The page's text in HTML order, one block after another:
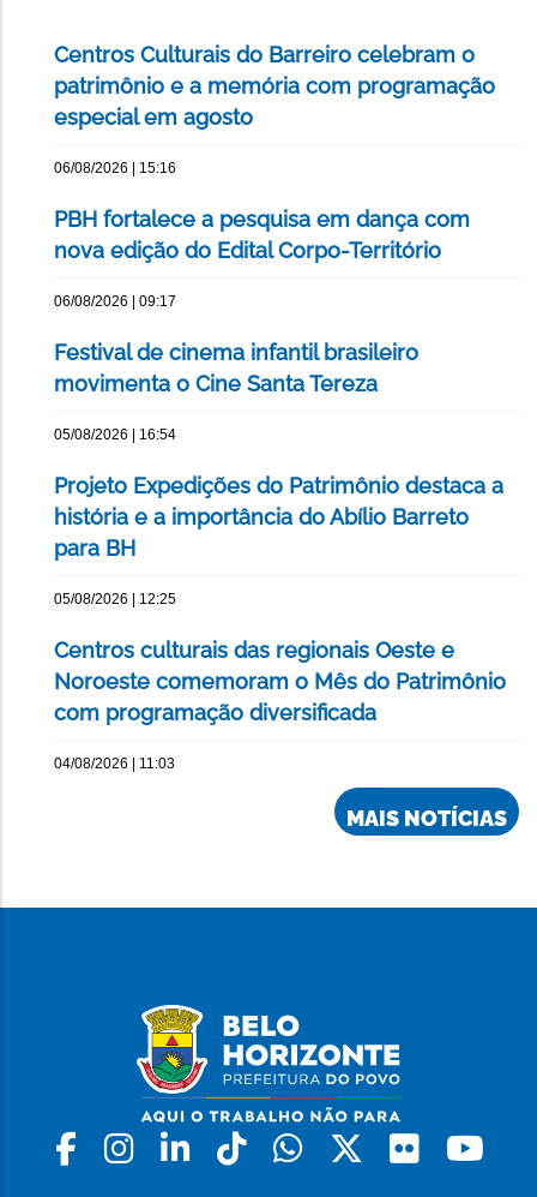
Centros Culturais do Barreiro celebram o
patrimônio e a memória com programação
especial em agosto
06/08/2026 | 15:16
PBH fortalece a pesquisa em dança com
nova edição do Edital Corpo-Território
06/08/2026 | 09:17
Festival de cinema infantil brasileiro
movimenta o Cine Santa Tereza
05/08/2026 | 16:54
Projeto Expedições do Patrimônio destaca a
história e a importância do Abílio Barreto
para BH
05/08/2026 | 12:25
Centros culturais das regionais Oeste e
Noroeste comemoram o Mês do Patrimônio
com programação diversificada
04/08/2026 | 11:03
MAIS NOTÍCIAS
Facebook
Instagram
LinkedinTiktokWhatsapp
X Flickr